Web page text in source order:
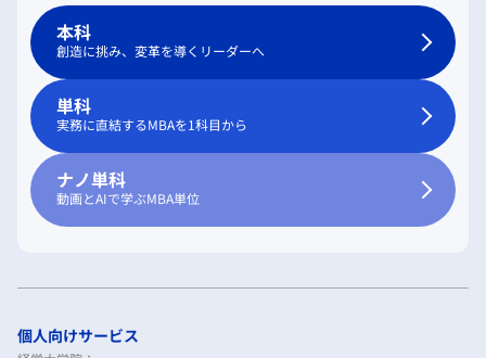
本科
創造に挑み、変革を導くリーダーへ
単科
実務に直結するMBAを1科目から
ナノ単科
動画とAIで学ぶMBA単位
個人向けサービス